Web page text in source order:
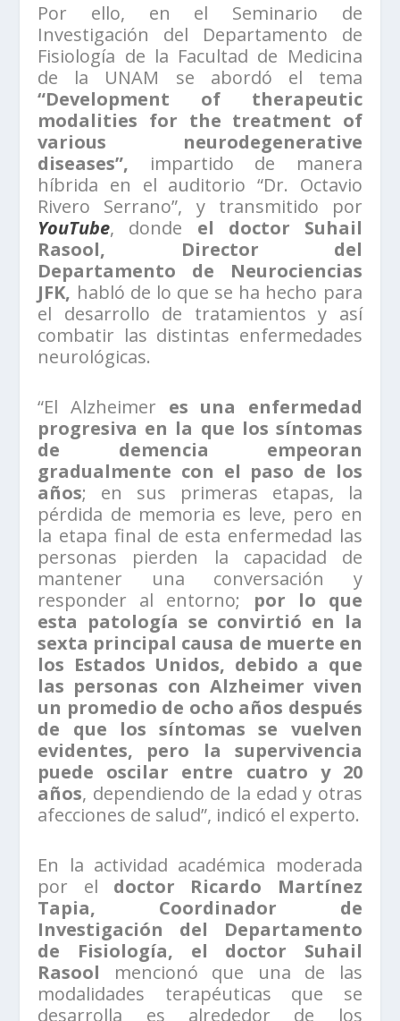
Por ello, en el Seminario de
Investigación del Departamento de
Fisiología de la Facultad de Medicina
de la UNAM se abordó el tema
“Development of therapeutic
modalities for the treatment of
various neurodegenerative
diseases”, impartido de manera
híbrida en el auditorio “Dr. Octavio
Rivero Serrano”, y transmitido por
YouTube, donde el doctor Suhail
Rasool, Director del
Departamento de Neurociencias
JFK, habló de lo que se ha hecho para
el desarrollo de tratamientos y así
combatir las distintas enfermedades
neurológicas.
“El Alzheimer es una enfermedad
progresiva en la que los síntomas
de demencia empeoran
gradualmente con el paso de los
años; en sus primeras etapas, la
pérdida de memoria es leve, pero en
la etapa final de esta enfermedad las
personas pierden la capacidad de
mantener una conversación y
responder al entorno; por lo que
esta patología se convirtió en la
sexta principal causa de muerte en
los Estados Unidos, debido a que
las personas con Alzheimer viven
un promedio de ocho años después
de que los síntomas se vuelven
evidentes, pero la supervivencia
puede oscilar entre cuatro y 20
años, dependiendo de la edad y otras
afecciones de salud”, indicó el experto.
En la actividad académica moderada
por el doctor Ricardo Martínez
Tapia, Coordinador de
Investigación del Departamento
de Fisiología, el doctor Suhail
Rasool mencionó que una de las
modalidades terapéuticas que se
desarrolla es alrededor de los